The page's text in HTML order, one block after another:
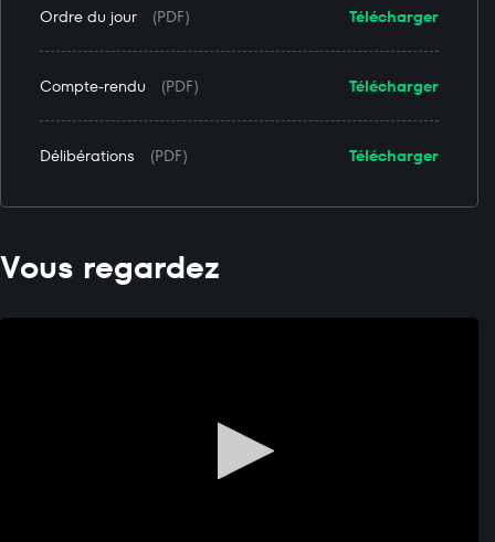
Télécharger
Ordre du jour (PDF)
Télécharger
Compte-rendu (PDF)
Télécharger
Délibérations (PDF)
Vous regardez